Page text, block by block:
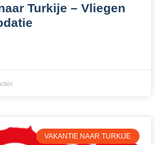
Turkije – Vliegen
VAKANTIE NAAR TURKIJE